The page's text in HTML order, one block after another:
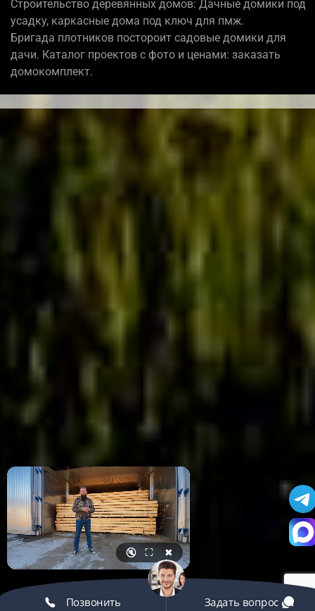
Строительство деревянных домов: Дачные домики под
усадку, каркасные дома под ключ для пмж.
Бригада плотников постороит садовые домики для
дачи. Каталог проектов с фото и ценами: заказать
домокомплект.
🔇 ⛶ ✖
Позвонить Задать вопрос